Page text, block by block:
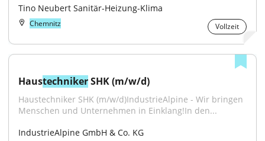
Tino Neubert Sanitär-Heizung-Klima
Chemnitz Vollzeit
Haustechniker SHK (m/w/d)
Haustechniker SHK (m/w/d)IndustrieAlpine - Wir bringen
Menschen und Unternehmen in Einklang!In den...
IndustrieAlpine GmbH & Co. KG